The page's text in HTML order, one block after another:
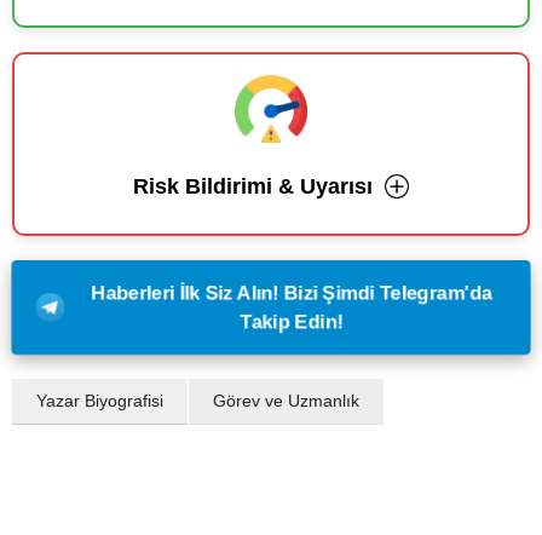
Risk Bildirimi & Uyarısı
Haberleri İlk Siz Alın! Bizi Şimdi Telegram'da
Takip Edin!
Yazar Biyografisi Görev ve Uzmanlık